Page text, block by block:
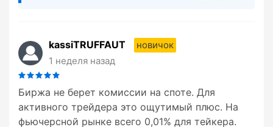
kassiTRUFFAUT
новичок
1 неделя назад
Биржа не берет комиссии на споте. Для
активного трейдера это ощутимый плюс. На
фьючерсной рынке всего 0,01% для тейкера.